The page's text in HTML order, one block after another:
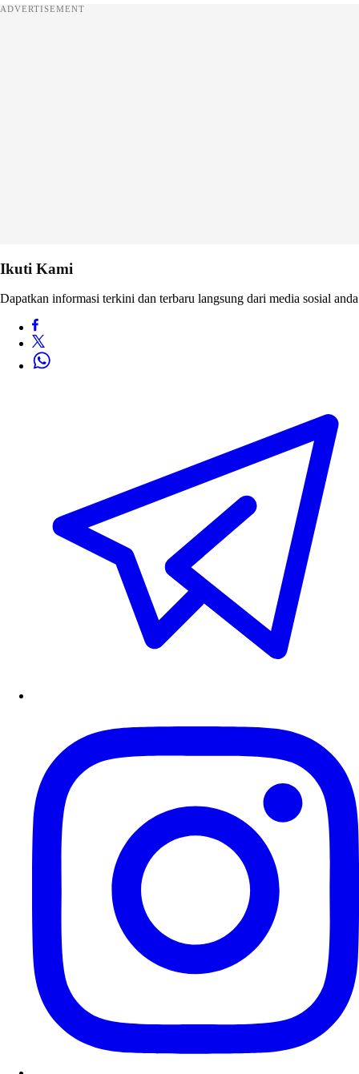
ADVERTISEMENT
Ikuti Kami
Dapatkan informasi terkini dan terbaru langsung dari media sosial anda